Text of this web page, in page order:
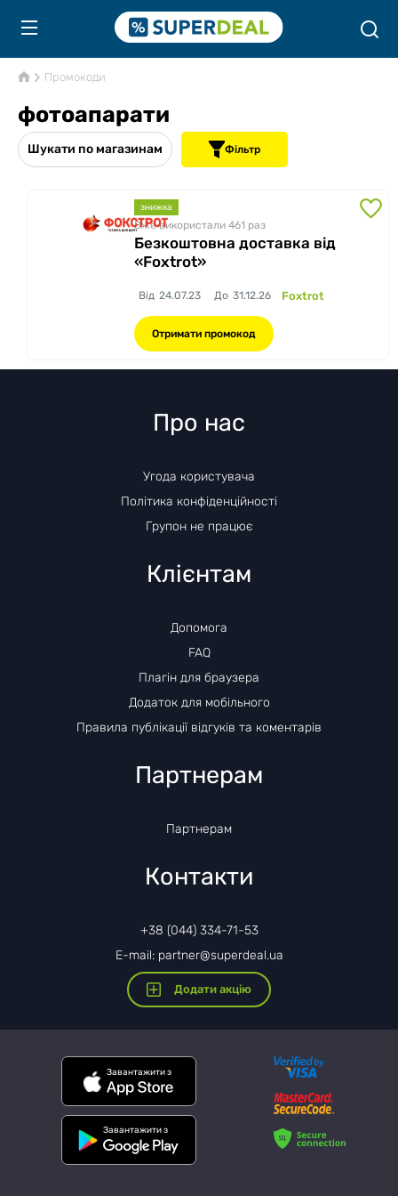
Промокоди
фотоапарати
Шукати по магазинам Фільтр
знижка
Вже використали 461 раз
Безкоштовна доставка від
«Foxtrot»
Від 24.07.23 До 31.12.26 Foxtrot
Отримати промокод
Про нас
Угода користувача
Політика конфіденційності
Групон не працює
Клієнтам
Допомога
FAQ
Плагін для браузера
Додаток для мобільного
Правила публікації відгуків та коментарів
Партнерам
Партнерам
Контакти
+38 (044) 334-71-53
E-mail: partner@superdeal.ua
Додати акцію
Завантажити з
Завантажити з